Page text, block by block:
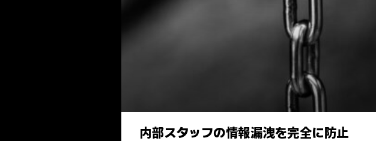
内部スタッフの情報漏洩を完全に防止